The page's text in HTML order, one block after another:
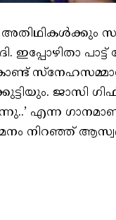
അതിഥികൾക്കും
ജാസി
എന്ന
നിറഞ്ഞ്